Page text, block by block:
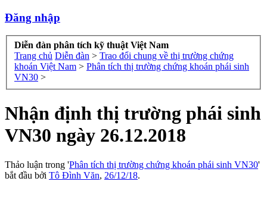
Đăng nhập
Diễn đàn phân tích kỹ thuật Việt Nam
Trang chủ Diễn đàn > Trao đổi chung về thị trường chứng
khoán Việt Nam > Phân tích thị trường chứng khoán phái sinh
VN30 >
Nhận định thị trường phái sinh
VN30 ngày 26.12.2018
Thảo luận trong 'Phân tích thị trường chứng khoán phái sinh VN30'
bắt đầu bởi Tô Đình Văn, 26/12/18.